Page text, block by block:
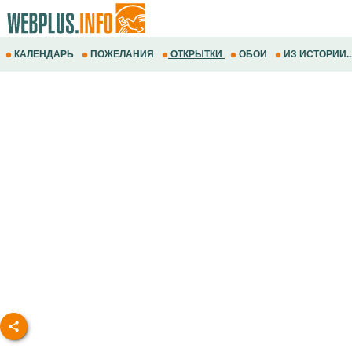
КАЛЕНДАРЬ ПОЖЕЛАНИЯ ОТКРЫТКИ ОБОИ ИЗ